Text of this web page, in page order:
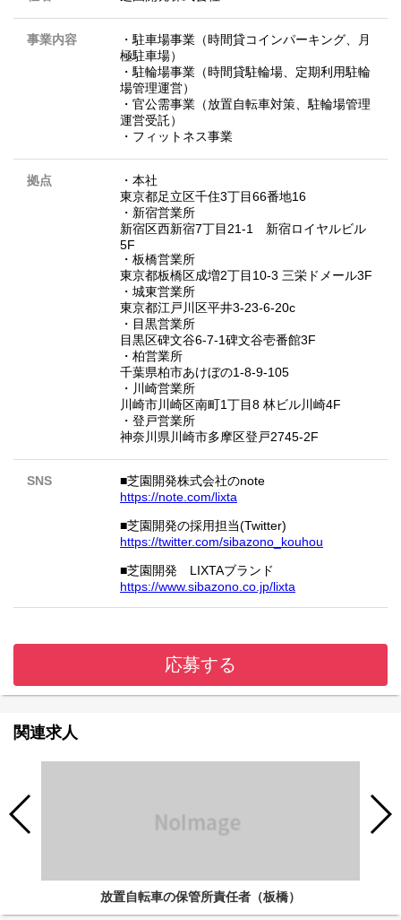
事業内容
・駐車場事業（時間貸コインパーキング、月
極駐車場）
・駐輪場事業（時間貸駐輪場、定期利用駐輪
場管理運営）
・官公需事業（放置自転車対策、駐輪場管理
運営受託）
・フィットネス事業
拠点
・本社
東京都足立区千住3丁目66番地16
・新宿営業所
新宿区西新宿7丁目21-1 新宿ロイヤルビル
5F
・板橋営業所
東京都板橋区成増2丁目10-3 三栄ドメール3F
・城東営業所
東京都江戸川区平井3-23-6-20c
・目黒営業所
目黒区碑文谷6-7-1碑文谷壱番館3F
・柏営業所
千葉県柏市あけぼの1-8-9-105
・川崎営業所
川崎市川崎区南町1丁目8 林ビル川崎4F
・登戸営業所
神奈川県川崎市多摩区登戸2745-2F
SNS
■芝園開発株式会社のnote
https://note.com/lixta
■芝園開発の採用担当(Twitter)
https://twitter.com/sibazono_kouhou
■芝園開発 LIXTAブランド
https://www.sibazono.co.jp/lixta
応募する
関連求人
放置自転車の保管所責任者（板橋）